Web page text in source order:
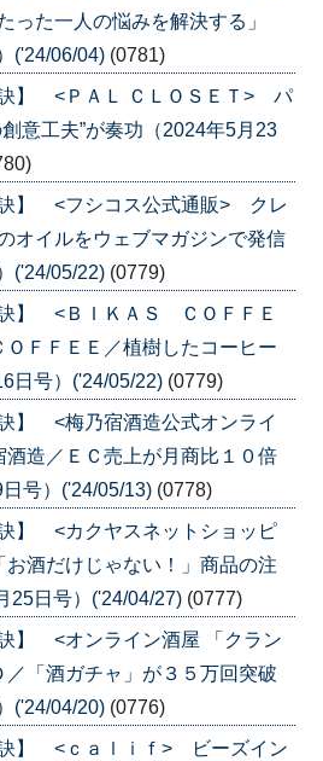
た一人の悩みを解決する」
('24/06/04) (0781)
訣】 <ＰＡＬ ＣＬＯＳＥＴ> パ
意工夫”が奏功（2024年5月23
訣】 <フシコス公式通販> クレ
オイルをウェブマガジンで発信
('24/05/22) (0779)
訣】 <ＢＩＫＡＳ ＣＯＦＦＥ
ＦＦＥＥ／植樹したコーヒー
日号）('24/05/22) (0779)
】 <梅乃宿酒造公式オンライ
造／ＥＣ売上が月商比１０倍
号）('24/05/13) (0778)
訣】 <カクヤスネットショッピ
酒だけじゃない！」商品の注
25日号）('24/04/27) (0777)
】 <オンライン酒屋 「クラン
「酒ガチャ」が３５万回突破
('24/04/20) (0776)
訣】 <ｃａｌｉｆ> ビーズイン